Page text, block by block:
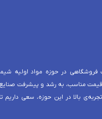
در حوزه مواد اولیه
مناسب، به رشد و پیشرفت
بالا در این حوزه، سعی داریم